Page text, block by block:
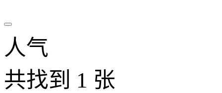
人气
共找到 1 张